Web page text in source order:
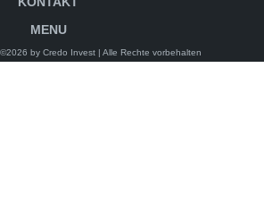
MENU
©2026 by Credo Invest | Alle Rechte vorbehalten